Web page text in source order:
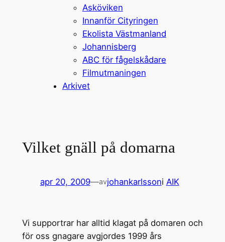
Asköviken
Innanför Cityringen
Ekolista Västmanland
Johannisberg
ABC för fågelskådare
Filmutmaningen
Arkivet
Vilket gnäll på domarna
apr 20, 2009—avjohankarlssoni AIK
Vi supportrar har alltid klagat på domaren och
för oss gnagare avgjordes 1999 års